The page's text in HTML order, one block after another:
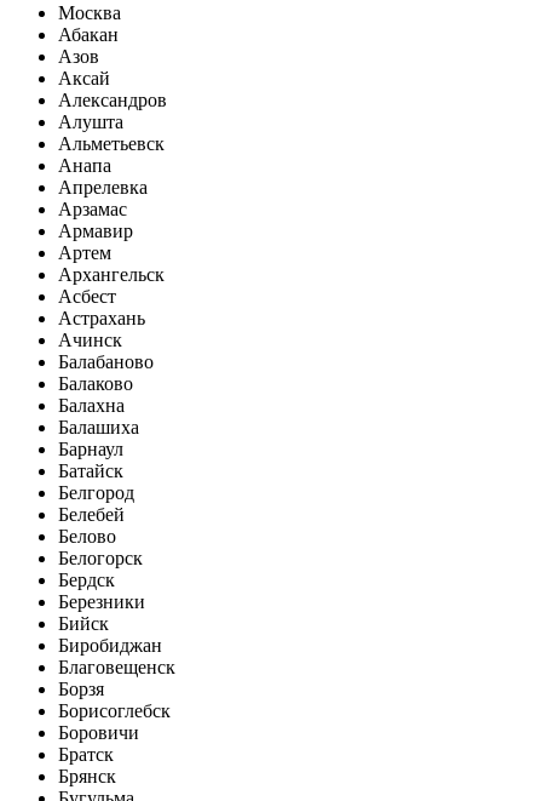
Москва
Абакан
Азов
Аксай
Александров
Алушта
Альметьевск
Анапа
Апрелевка
Арзамас
Армавир
Артем
Архангельск
Асбест
Астрахань
Ачинск
Балабаново
Балаково
Балахна
Балашиха
Барнаул
Батайск
Белгород
Белебей
Белово
Белогорск
Бердск
Березники
Бийск
Биробиджан
Благовещенск
Борзя
Борисоглебск
Боровичи
Братск
Брянск